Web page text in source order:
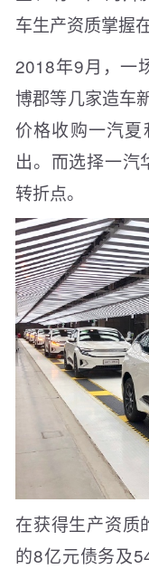
车生产资质掌握
2018年9月，一
博郡等几家造车
价格收购一汽
出。而选择一汽
转折点。
在获得生产资质
的8亿元债务及